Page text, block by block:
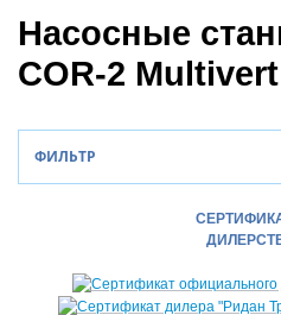
Насосные
COR-2
ФИЛЬТР